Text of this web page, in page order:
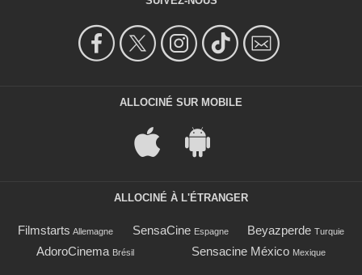
ALLOCINÉ SUR MOBILE
ALLOCINÉ À L'ÉTRANGER
Filmstarts Allemagne SensaCine Espagne Beyazperde Turquie
AdoroCinema Brésil Sensacine México Mexique